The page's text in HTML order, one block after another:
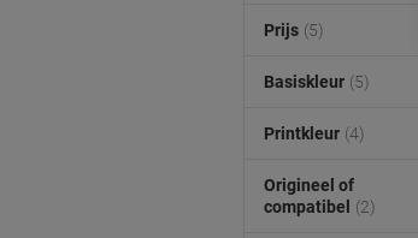
Prijs (5)
Basiskleur (5)
Printkleur (4)
Origineel of
compatibel
(2)